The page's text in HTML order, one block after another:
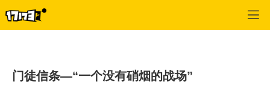
门徒信条—“一个没有硝烟的战场”